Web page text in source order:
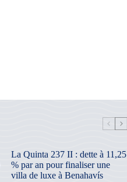
La Quinta 237 II : dette à 11,25
% par an pour finaliser une
villa de luxe à Benahavís